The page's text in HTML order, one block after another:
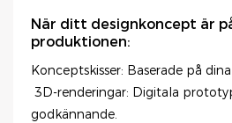
När ditt designkoncept är
produktionen:
Konceptskisser: Baserade på
3D-renderingar: Digitala
godkännande.